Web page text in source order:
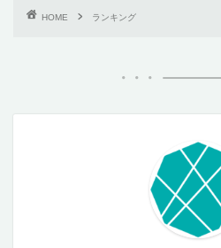
HOME ランキング